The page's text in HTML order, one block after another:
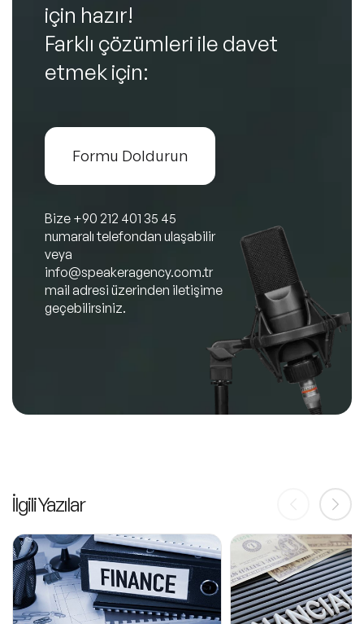
için hazır!
Farklı çözümleri ile davet
etmek için:
Formu Doldurun
Bize +90 212 401 35 45
numaralı telefondan ulaşabilir
veya
info@speakeragency.com.tr
mail adresi üzerinden iletişime
geçebilirsiniz.
İlgili Yazılar